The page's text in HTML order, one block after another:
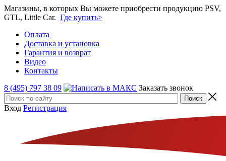
Магазины, в которых Вы можете приобрести продукцию PSV,
GTL, Little Car. Где купить>
Оплата
Доставка и установка
Гарантия и возврат
Видео
Контакты
8 (495) 797 38 09
Заказать звонок
Вход Регистрация